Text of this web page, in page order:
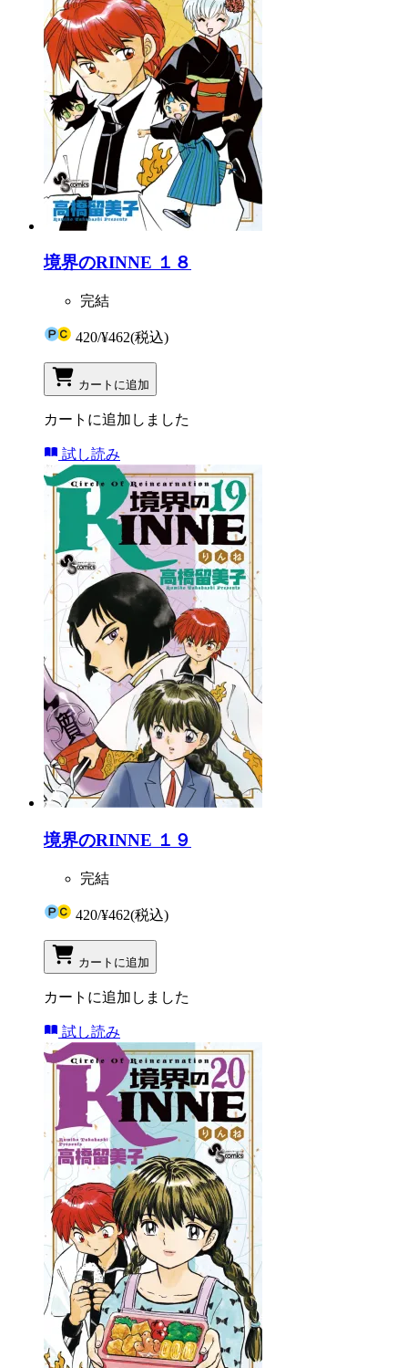
境界のRINNE １８
完結
420/¥462(税込)
カートに追加
カートに追加しました
試し読み
境界のRINNE １９
完結
420/¥462(税込)
カートに追加
カートに追加しました
試し読み